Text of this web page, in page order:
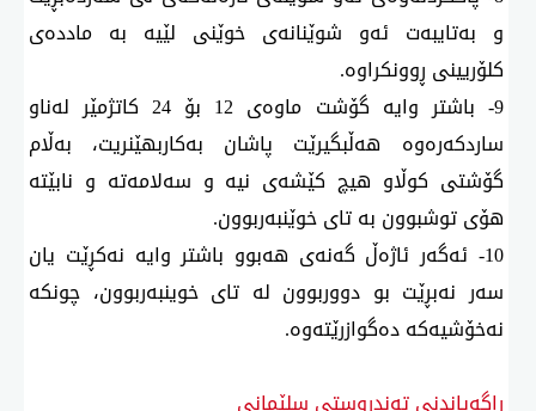
و بەتایبەت ئەو شوێنانەی خوێنی لێیە بە ماددەی
كلۆریینی ڕوونكراوە.
9- باشتر وایە گۆشت ماوەی 12 بۆ 24 كاتژمێر لەناو
ساردكەرەوە هەڵبگیرێت پاشان بەكاربهێنریت، بەڵام
گۆشتی كوڵاو هیچ كێشەی نیە و سەلامەتە و نابێتە
هۆی توشبوون بە تای خوێنبەربوون.
10- ئەگەر ئاژەڵ گەنەی هەبوو باشتر وایە نەكڕێت یان
سەر نەبڕێت بو دووربوون لە تای خوینبەربوون، چونكە
نەخۆشیەكە دەگوازرێتەوە.
ڕاگەیاندنی تەندروستی سلێمانی